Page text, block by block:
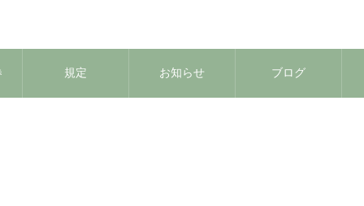
規定 お知らせ ブログ